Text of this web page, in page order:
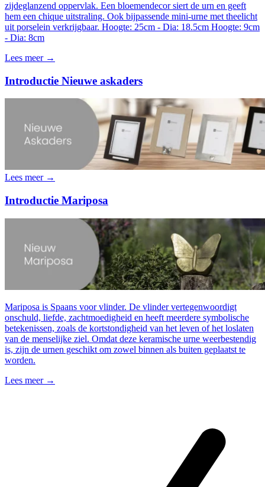
zijdeglanzend oppervlak. Een bloemendecor siert de urn en geeft
hem een ​​chique uitstraling. Ook bijpassende mini-urne met theelicht
uit porselein verkrijgbaar. Hoogte: 25cm - Dia: 18.5cm Hoogte: 9cm
- Dia: 8cm
Lees meer →
Introductie Nieuwe askaders
Lees meer →
Introductie Mariposa
Mariposa is Spaans voor vlinder. De vlinder vertegenwoordigt
onschuld, liefde, zachtmoedigheid en heeft meerdere symbolische
betekenissen, zoals de kortstondigheid van het leven of het loslaten
van de menselijke ziel. Omdat deze keramische urne weerbestendig
is, zijn de urnen geschikt om zowel binnen als buiten geplaatst te
worden.
Lees meer →